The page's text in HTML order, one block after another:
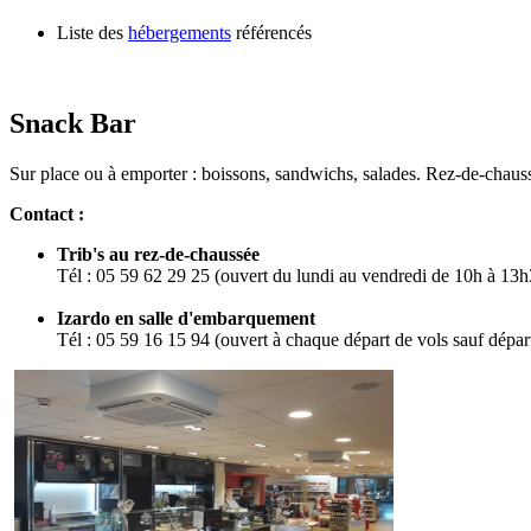
Liste des hébergements référencés
Snack Bar
Sur place ou à emporter : boissons, sandwichs, salades. Rez-de-
Contact :
Trib's au rez-de-chaussée
Tél : 05 59 62 29 25 (ouvert du lundi au vendredi de 10h à
Izardo en salle d'embarquement
Tél : 05 59 16 15 94 (ouvert à chaque départ de vols sauf